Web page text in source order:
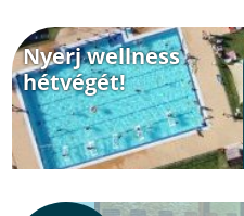
Nyerj wellness
hétvégét!